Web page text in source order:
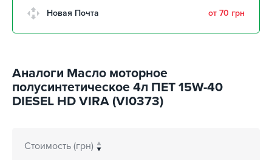
авторынок
г. Киев, ул. Остафия
Дашкевича, 15
забрать 9 августа
Новая Почта от 70 грн
Аналоги Масло моторное
полусинтетическое 4л ПЕТ 15W-40
DIESEL HD VIRA (VI0373)
Стоимость (грн)